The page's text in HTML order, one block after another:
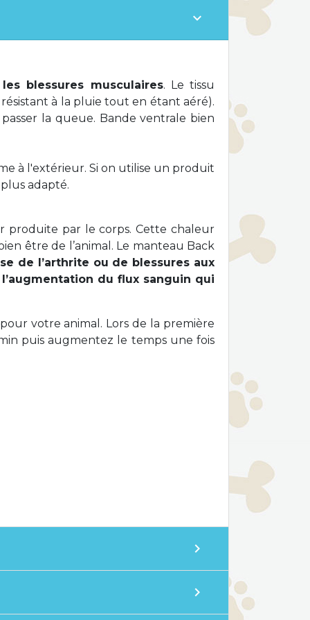
expand_more
blessures musculaires. Le tissu
à la pluie tout en étant aéré).
la queue. Bande ventrale bien
à l'extérieur. Si on utilise un produit
adapté.
produite par le corps. Cette chaleur
être de l’animal. Le manteau Back
de l’arthrite ou de blessures aux
du flux sanguin qui
votre animal. Lors de la première
puis augmentez le temps une fois
expand_more
expand_more